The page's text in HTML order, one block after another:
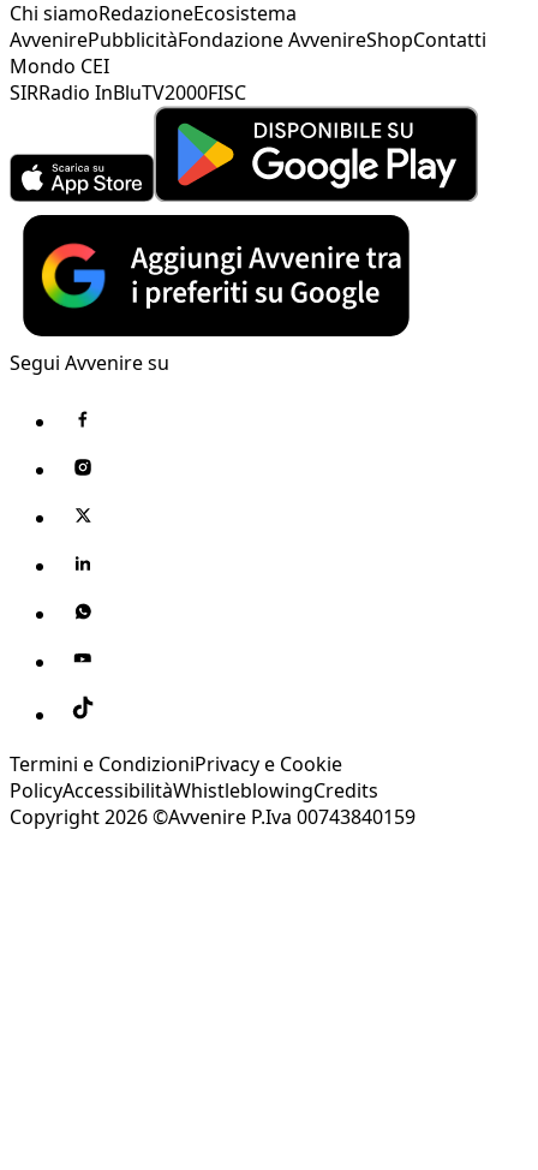
Chi siamoRedazioneEcosistema
AvvenirePubblicitàFondazione AvvenireShopContatti
Mondo CEI
SIRRadio InBluTV2000FISC
Segui Avvenire su
Termini e CondizioniPrivacy e Cookie
PolicyAccessibilitàWhistleblowingCredits
Copyright 2026 ©Avvenire P.Iva 00743840159